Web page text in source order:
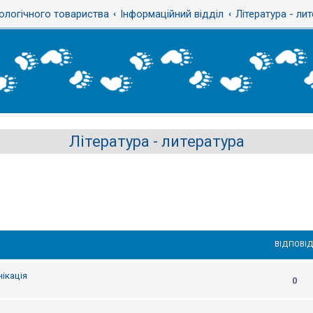
товариства Інформаційний відділ Література -
Література - литература
ВІДПОВІДІ
0